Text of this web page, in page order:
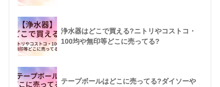
浄水器はどこで買える?ニトリやコストコ・
100均や無印等どこに売ってる?
テープボールはどこに売ってる?ダイソーや